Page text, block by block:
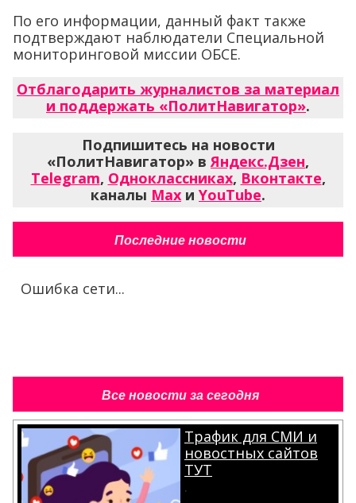
По его информации, данный факт также
подтверждают наблюдатели Специальной
мониторинговой миссии ОБСЕ.
Отблагодарить журналистов за материал
и поддержать «ПолитНавигатор».
Подпишитесь на новости
«ПолитНавигатор» вЯндекс.Дзен,
Telegram, Одноклассниках, Вконтакте,
каналы Max и YouTube.
Последние новости
Ошибка сети...
Все новости за сегодня
Трафик для СМИ и
новостных сайтов
ТУТ
.